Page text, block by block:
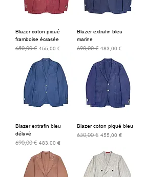
Blazer coton piqué
framboise écrasée
Prix original
650,00 € Prix promotionnel
455,00 €
Blazer extrafin bleu
marine
Prix original
690,00 € Prix promotionnel
483,00 €
Blazer extrafin bleu
délavé
Prix original
690,00 € Prix promotionnel
483,00 €
Blazer coton piqué bleu
Prix original
650,00 € Prix promotionnel
455,00 €